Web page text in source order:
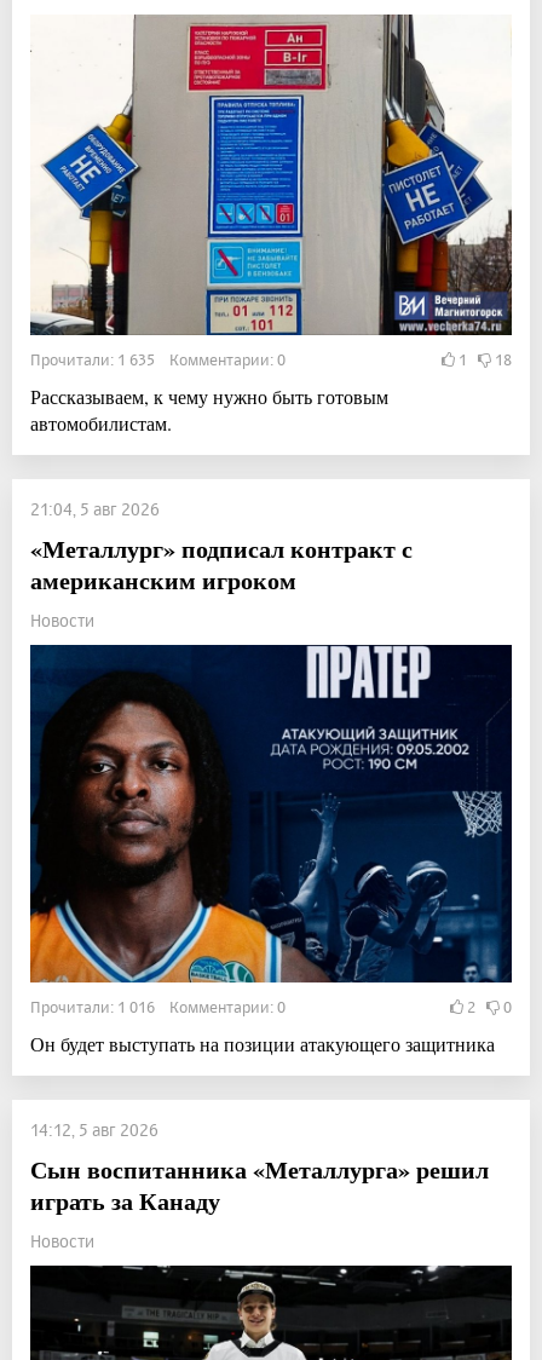
Прочитали: 1 635 Комментарии: 0 1 18
Рассказываем, к чему нужно быть готовым
автомобилистам.
21:04, 5 авг 2026
«Металлург» подписал контракт с
американским игроком
Новости
Прочитали: 1 016 Комментарии: 0 2 0
Он будет выступать на позиции атакующего защитника
14:12, 5 авг 2026
Сын воспитанника «Металлурга» решил
играть за Канаду
Новости